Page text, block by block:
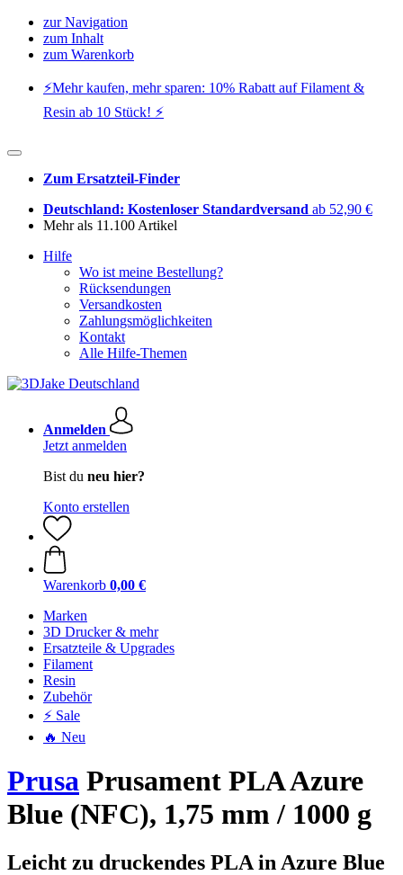
zur Navigation
zum Inhalt
zum Warenkorb
⚡️Mehr kaufen, mehr sparen: 10% Rabatt auf Filament &
Resin ab 10 Stück! ⚡️
Zum Ersatzteil-Finder
Deutschland: Kostenloser Standardversand ab 52,90 €
Mehr als 11.100 Artikel
Hilfe
Wo ist meine Bestellung?
Rücksendungen
Versandkosten
Zahlungsmöglichkeiten
Kontakt
Alle Hilfe-Themen
Anmelden
Jetzt anmelden
Bist du neu hier?
Konto erstellen
Warenkorb 0,00 €
Marken
3D Drucker & mehr
Ersatzteile & Upgrades
Filament
Resin
Zubehör
⚡ Sale
🔥 Neu
Prusa Prusament PLA Azure
Blue (NFC), 1,75 mm / 1000 g
Leicht zu druckendes PLA in Azure Blue